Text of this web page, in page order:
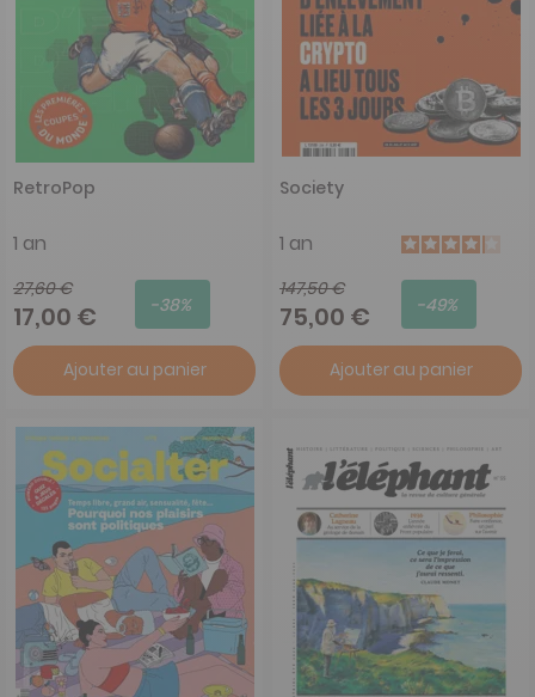
RetroPop
1 an
27,60 €
17,00 € -38%
Ajouter au panier
Society
1 an
147,50 €
75,00 € -49%
Ajouter au panier